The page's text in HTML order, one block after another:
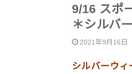
9/16 スポ
＊シルバ
2021年9月16日
シルバーウィ